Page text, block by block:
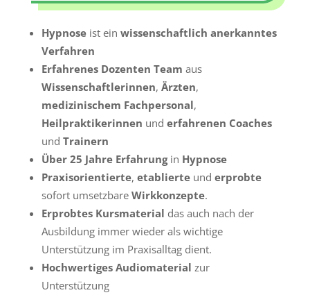
Hypnose ist einwissenschaftlich anerkanntes
Verfahren
Erfahrenes Dozenten Team aus
Wissenschaftlerinnen,Ärzten,
medizinischem Fachpersonal,
Heilpraktikerinnen underfahrenen Coaches
undTrainern
Über 25 Jahre Erfahrungin Hypnose
Praxisorientierte,etablierte underprobte
sofort umsetzbareWirkkonzepte.
Erprobtes Kursmaterial das auch nach der
Ausbildung immer wieder als wichtige
Unterstützung im Praxisalltag dient.
Hochwertiges Audiomaterial zur
Unterstützung